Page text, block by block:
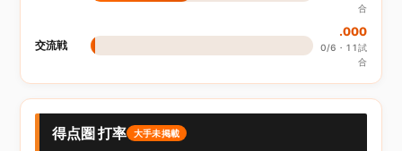
合
交流戦
.000
0/6・11試
合
得点圏 打率 大手未掲載